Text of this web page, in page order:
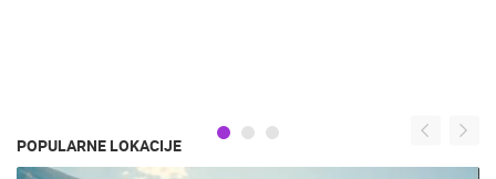
POPULARNE LOKACIJE